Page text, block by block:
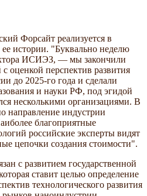
Форсайт реализуется в
истории. "Буквально неделю
ИСИЭЗ, — мы закончили
оценкой перспектив развития
до 2025-го года и сделали
и науки РФ, под эгидой
несколькими организациями. В
направление индустрии
благоприятные
российские эксперты видят
цепочки создания стоимости".
с развитием государственной
ставит целью определение
технологического развития